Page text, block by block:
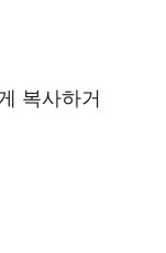
복사하거